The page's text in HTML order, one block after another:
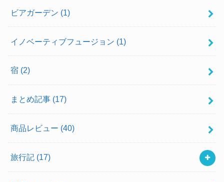
ビアガーデン (1)
イノベーティブフュージョン (1)
宿 (2)
まとめ記事 (17)
商品レビュー (40)
旅行記 (17)